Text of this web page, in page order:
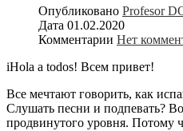
Опубликовано Profesor
Дата 01.02.2020
Комментарии Нет
iHola a todos! Всем привет!
Все мечтают говорить, как
Слушать песни и подпевать?
продвинутого уровня. Потому